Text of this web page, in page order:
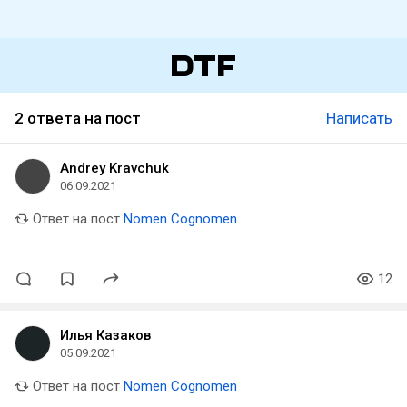
2 ответа на пост Написать
Andrey Kravchuk
06.09.2021
Ответ на пост Nomen Cognomen
12
Илья Казаков
05.09.2021
Ответ на пост Nomen Cognomen